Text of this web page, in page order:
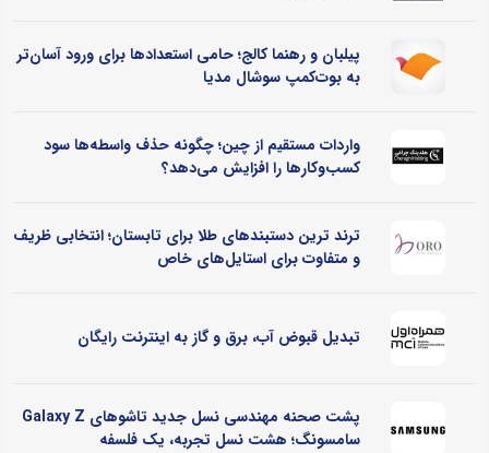
پیلبان و رهنما کالج؛ حامی استعدادها برای ورود آسان‌تر
به بوت‌کمپ سوشال مدیا
واردات مستقیم از چین؛ چگونه حذف واسطه‌ها سود
کسب‌وکارها را افزایش می‌دهد؟
ترند ترین دستبندهای طلا برای تابستان؛ انتخابی ظریف
و متفاوت برای استایل‌های خاص
تبدیل قبوض آب، برق و گاز به اینترنت رایگان
پشت صحنه مهندسی نسل جدید تاشوهای Galaxy Z
سامسونگ؛ هشت نسل تجربه، یک فلسفه